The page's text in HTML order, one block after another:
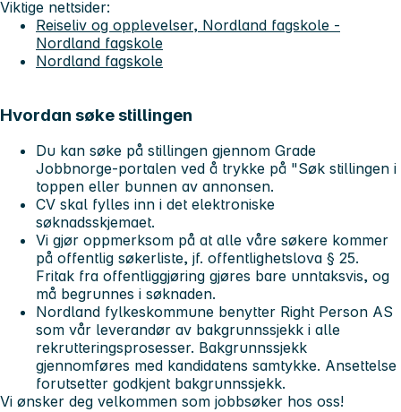
Viktige nettsider:
Reiseliv og opplevelser, Nordland fagskole -
Nordland fagskole
Nordland fagskole
Hvordan søke stillingen
Du kan søke på stillingen gjennom Grade
Jobbnorge-portalen ved å trykke på "Søk stillingen i
toppen eller bunnen av annonsen.
CV skal fylles inn i det elektroniske
søknadsskjemaet.
Vi gjør oppmerksom på at alle våre søkere kommer
på offentlig søkerliste, jf. offentlighetslova § 25.
Fritak fra offentliggjøring gjøres bare unntaksvis, og
må begrunnes i søknaden.
Nordland fylkeskommune benytter Right Person AS
som vår leverandør av bakgrunnssjekk i alle
rekrutteringsprosesser. Bakgrunnssjekk
gjennomføres med kandidatens samtykke. Ansettelse
forutsetter godkjent bakgrunnssjekk.
Vi ønsker deg velkommen som jobbsøker hos oss!